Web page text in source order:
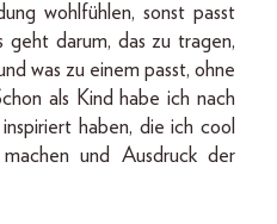
wohlfühlen, sonst passt
geht darum, das zu tragen,
was zu einem passt, ohne
als Kind habe ich nach
haben, die ich cool
und Ausdruck der